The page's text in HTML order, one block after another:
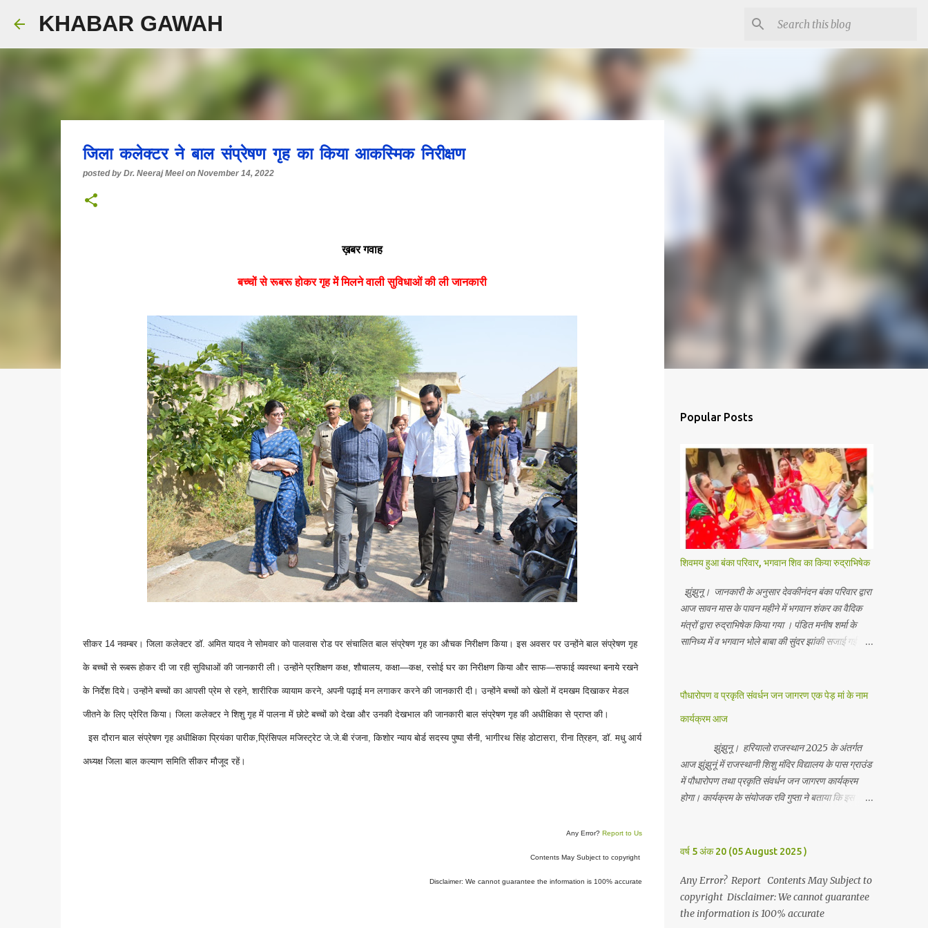
KHABAR GAWAH
जिला कलेक्टर ने बाल संप्रेषण गृह का किया आकस्मिक निरीक्षण
posted by Dr. Neeraj Meel on November 14, 2022
ख़बर गवाह
बच्चों से रूबरू होकर गृह में मिलने वाली सुविधाओं की ली जानकारी
सीकर 14 नवम्बर। जिला कलेक्टर डॉ. अमित यादव ने सोमवार को पालवास रोड पर संचालित बाल संप्रेषण गृह का औचक निरीक्षण किया। इस अवसर पर उन्होंने बाल संप्रेषण गृह
के बच्चों से रूबरू होकर दी जा रही सुविधाओं की जानकारी ली। उन्होंने प्रशिक्षण कक्ष, शौचालय, कक्षा—कक्ष, रसोई घर का निरीक्षण किया और साफ—सफाई व्यवस्था बनाये रखने
के निर्देश दिये। उन्होंने बच्चों का आपसी प्रेम से रहने, शारीरिक व्यायाम करने, अपनी पढ़ाई मन लगाकर करने की जानकारी दी। उन्होंने बच्चों को खेलों में दमखम दिखाकर मेडल
जीतने के लिए प्रेरित किया। जिला कलेक्टर ने शिशु गृह में पालना में छोटे बच्चों को देखा और उनकी देखभाल की जानकारी बाल संप्रेषण गृह की अधीक्षिका से प्राप्त की।
इस दौरान बाल संप्रेषण गृह अधीक्षिका प्रियंका पारीक,प्रिंसिपल मजिस्ट्रेट जे.जे.बी रंजना, किशोर न्याय बोर्ड सदस्य पुष्पा सैनी, भागीरथ सिंह डोटासरा, रीना त्रिहन, डॉ. मधु आर्य
अध्यक्ष जिला बाल कल्याण समिति सीकर मौजूद रहें।
Any Error? Report to Us
Contents May Subject to copyright
Disclaimer: We cannot guarantee the information is 100% accurate
Popular Posts
शिवमय हुआ बंका परिवार, भगवान शिव का किया रुद्राभिषेक
झुंझुनू। जानकारी के अनुसार देवकीनंदन बंका परिवार द्वारा
आज सावन मास के पावन महीने में भगवान शंकर का वैदिक
मंत्रों द्वारा रुद्राभिषेक किया गया । पंडित मनीष शर्मा के
सानिध्य में व भगवान भोले बाबा की सुंदर झांकी सजाई गई।
अनुष्ठान किया गया व भगवान से सर्वजन की मंगल कामना की
चंद्रकांत, रविकांत, उज्वल, गजानंद, गणेश, सफल, शिवम्,
भाविक, लाडो, मीना, रेनू, निर्मला, दीक्षा, मनीषा आदि सभी
परिवार जन उपस्थित रहे। Contents May Subject to
copyright Disclaimer: We cannot guarantee
the information is 100% accurate
पौधारोपण व प्रकृति संवर्धन जन जागरण एक पेड़ मां के नाम
कार्यक्रम आज
झुंझुनू। हरियालो राजस्थान 2025 के अंतर्गत
आज झुंझुनूं में राजस्थानी शिशु मंदिर विद्यालय के पास ग्राउंड
में पौधारोपण तथा प्रकृति संवर्धन जन जागरण कार्यक्रम
होगा। कार्यक्रम के संयोजक रवि गुप्ता ने बताया कि इस
अतिथि के रूप में बाबा बालक नाथ विधायक अलवर, राजेंद्र
पर्यावरण अभियान के जिला संयोजक पवन मावडिया उपस्थित
रहेंगे। Contents May Subject to copyright
Disclaimer: We cannot guarantee the
वर्ष 5 अंक 20 (05 August 2025 )
Any Error? Report Contents May Subject to
copyright Disclaimer: We cannot guarantee
the information is 100% accurate